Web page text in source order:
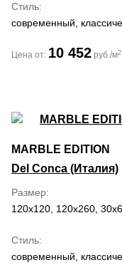
Стиль
современный,
Цена от: 10 452 руб./м2
MARBLE EDITION
Del Conca (Италия)
Размер
120x120, 120x260,
Стиль
современный,